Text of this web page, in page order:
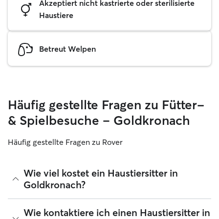
Akzeptiert nicht kastrierte oder sterilisierte
Haustiere
Betreut Welpen
Häufig gestellte Fragen zu Fütter-
& Spielbesuche – Goldkronach
Häufig gestellte Fragen zu Rover
Wie viel kostet ein Haustiersitter in
Goldkronach?
Haustiersitter können ihre Preise bei Rover frei festlegen.
Wie kontaktiere ich einen Haustiersitter in